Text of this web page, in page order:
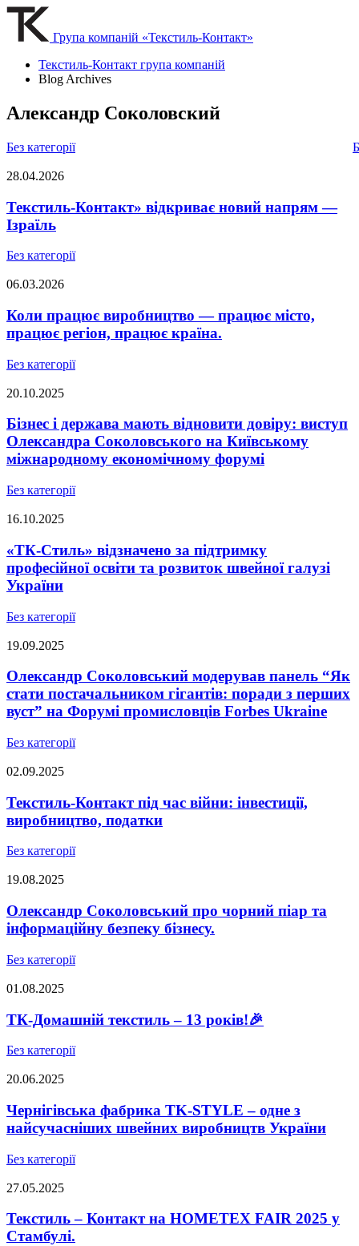
Група компаній «Текстиль-Контакт»
Текстиль-Контакт група компаній
Blog Archives
Александр Соколовский
Без категорії
28.04.2026
Текстиль-Контакт» відкриває новий напрям —
Ізраїль
Без категорії
06.03.2026
Коли працює виробництво — працює місто,
працює регіон, працює країна.
Без категорії
20.10.2025
Бізнес і держава мають відновити довіру: виступ
Олександра Соколовського на Київському
міжнародному економічному форумі
Без категорії
16.10.2025
«ТК-Стиль» відзначено за підтримку
професійної освіти та розвиток швейної галузі
України
Без категорії
19.09.2025
Олександр Соколовський модерував панель “Як
стати постачальником гігантів: поради з перших
вуст” на Форумі промисловців Forbes Ukraine
Без категорії
02.09.2025
Текстиль-Контакт під час війни: інвестиції,
виробництво, податки
Без категорії
19.08.2025
Олександр Соколовський про чорний піар та
інформаційну безпеку бізнесу.
Без категорії
01.08.2025
ТК-Домашній текстиль – 13 років!🎉
Без категорії
20.06.2025
Чернігівська фабрика TK-STYLE – одне з
найсучасніших швейних виробництв України
Без категорії
27.05.2025
Текстиль – Контакт на HOMETEX FAIR 2025 у
Стамбулі.